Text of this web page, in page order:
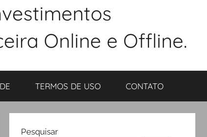
Online e Offline.
TERMOS DE USO CONTATO
Pesquisar